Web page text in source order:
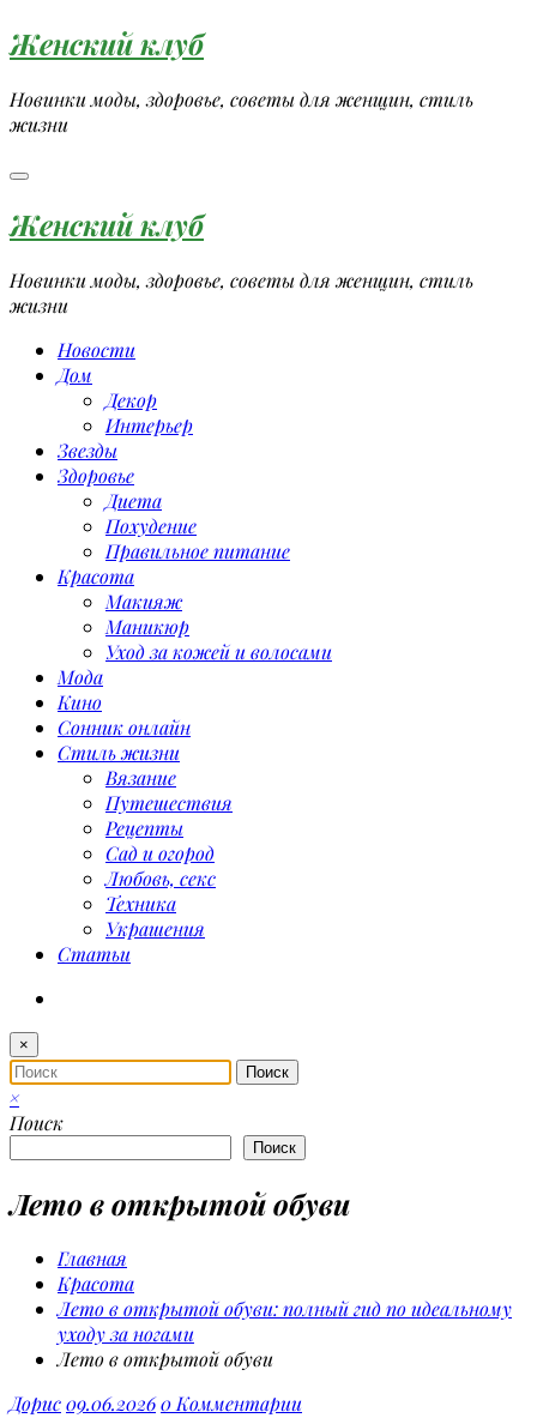
Перейти
к
содержимому
Женский клуб
Новинки моды, здоровье, советы для женщин, стиль
жизни
Женский клуб
Новинки моды, здоровье, советы для женщин, стиль
жизни
Новости
Дом
Декор
Интерьер
Звезды
Здоровье
Диета
Похудение
Правильное питание
Красота
Макияж
Маникюр
Уход за кожей и волосами
Мода
Кино
Сонник онлайн
Стиль жизни
Вязание
Путешествия
Рецепты
Сад и огород
Любовь, секс
Техника
Украшения
Статьи
×
×
Поиск
Поиск
Лето в открытой обуви
Главная
Красота
Лето в открытой обуви: полный гид по идеальному
уходу за ногами
Лето в открытой обуви
Дорис09.06.20260 Комментарии